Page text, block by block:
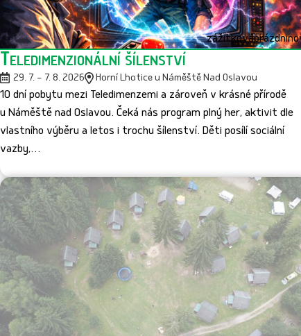
o
d
ě
t
i
a
r
o
d
zážitková
Teledimenzionální šílenství
29. 7. – 7. 8. 2026 Horní Lhotice u Náměště Nad Oslavou
10 dní pobytu mezi Teledimenzemi a zároveň v krásné přírodě
u Náměště nad Oslavou. Čeká nás program plný her, aktivit dle
vlastního výběru a letos i trochu šílenství. Děti posílí sociální
vazby,…